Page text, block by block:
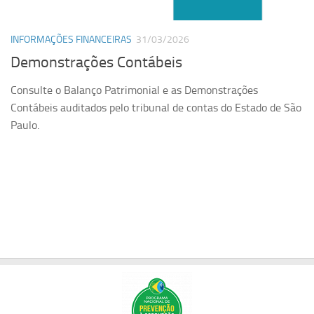
Planilha CRUESP
Revisão Orçamentária
PORTAL DA TRANSPARÊNCIA
LINKS
INFORMAÇÕES FINANCEIRAS 31/03/2026
Demonstrações Contábeis
Consulte o Balanço Patrimonial e as Demonstrações
Contábeis auditados pelo tribunal de contas do Estado de São
Paulo.